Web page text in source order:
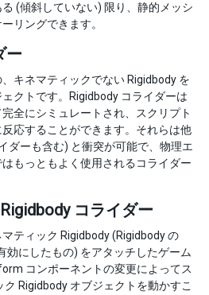
(傾斜していない) 限り、静的メッシ
リングできます。
ー
キネマティックでない Rigidbody を
クトです。Rigidbody コライダーは
全にシミュレートされ、スクリプト
応することができます。それらは他
ダーも含む) と衝突が可能で、物理エ
もっともよく使用されるコライダー
コライダー
ティック Rigidbody (Rigidbody の
効にしたもの) をアタッチしたゲーム
コンポーネントの変更によってス
Rigidbody オブジェクトを動かすこ